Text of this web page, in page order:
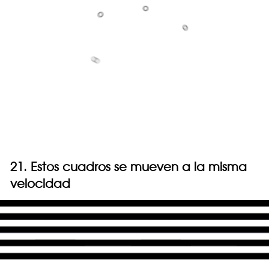
21. Estos cuadros se mueven a la misma
velocidad